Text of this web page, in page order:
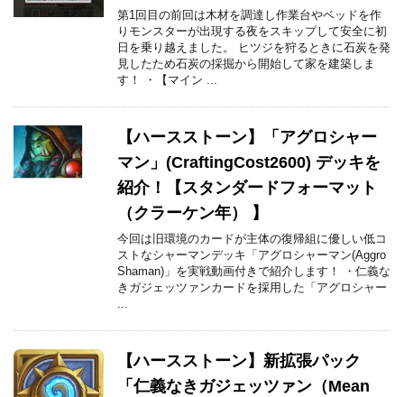
第1回目の前回は木材を調達し作業台やベッドを作
りモンスターが出現する夜をスキップして安全に初
日を乗り越えました。 ヒツジを狩るときに石炭を発
見したため石炭の採掘から開始して家を建築しま
す！ ・【マイン ...
【ハースストーン】「アグロシャー
マン」(CraftingCost2600) デッキを
紹介！【スタンダードフォーマット
（クラーケン年） 】
今回は旧環境のカードが主体の復帰組に優しい低コ
ストなシャーマンデッキ「アグロシャーマン(Aggro
Shaman)」を実戦動画付きで紹介します！ ・仁義な
きガジェッツァンカードを採用した「アグロシャー
...
【ハースストーン】新拡張パック
「仁義なきガジェッツァン（Mean